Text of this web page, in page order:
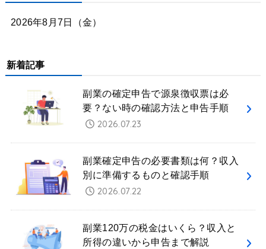
2026年8月7日（金）
新着記事
副業の確定申告で源泉徴収票は必
要？ない時の確認方法と申告手順
2026.07.23
副業確定申告の必要書類は何？収入
別に準備するものと確認手順
2026.07.22
副業120万の税金はいくら？収入と
所得の違いから申告まで解説